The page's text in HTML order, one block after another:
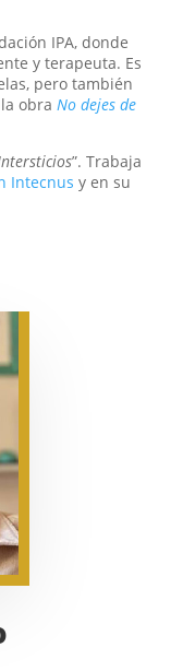
IPA, donde
y terapeuta. Es
pero también
obra No dejes de
”. Trabaja
Intecnus y en su